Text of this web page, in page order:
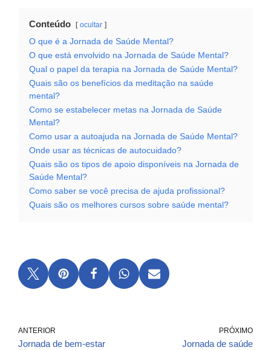
Conteúdo ocultar
O que é a Jornada de Saúde Mental?
O que está envolvido na Jornada de Saúde Mental?
Qual o papel da terapia na Jornada de Saúde Mental?
Quais são os benefícios da meditação na saúde
mental?
Como se estabelecer metas na Jornada de Saúde
Mental?
Como usar a autoajuda na Jornada de Saúde Mental?
Onde usar as técnicas de autocuidado?
Quais são os tipos de apoio disponíveis na Jornada de
Saúde Mental?
Como saber se você precisa de ajuda profissional?
Quais são os melhores cursos sobre saúde mental?
ANTERIOR
Jornada de bem-estar
PRÓXIMO
Jornada de saúde